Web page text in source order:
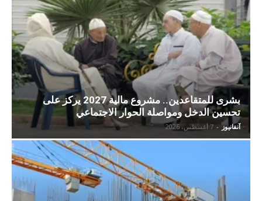
بشرى للمتقاعدين.. مشروع مالية 2027 يركز على
تحسين الدخل ومواصلة الحوار الاجتماعي
آنفانيوز - 7 أغسطس، 2026